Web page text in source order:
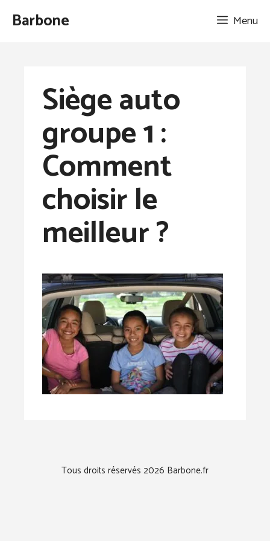
AllerBarbone Menu
Siège auto
groupe 1 :
Comment
choisir le
meilleur ?
Tous droits réservés 2026 Barbone.fr